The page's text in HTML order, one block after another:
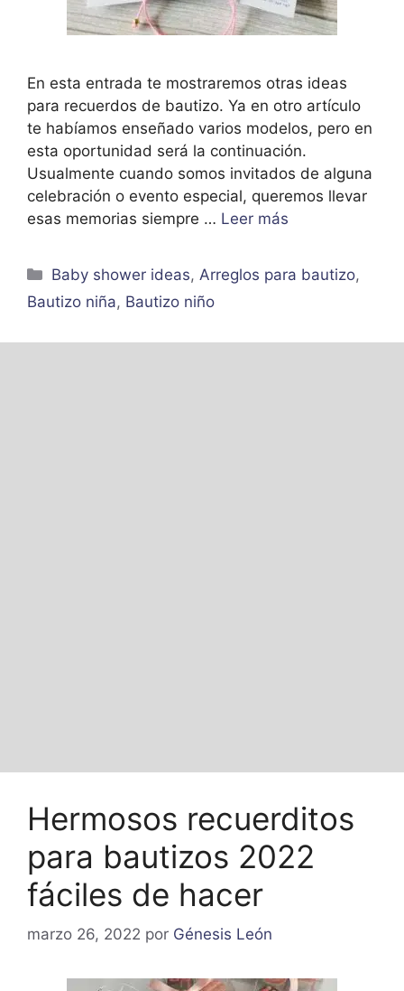
En esta entrada te mostraremos otras ideas
para recuerdos de bautizo. Ya en otro artículo
te habíamos enseñado varios modelos, pero en
esta oportunidad será la continuación.
Usualmente cuando somos invitados de alguna
celebración o evento especial, queremos llevar
esas memorias siempre … Leer más
Categorías
Baby shower ideas, Arreglos para bautizo,
Bautizo niña, Bautizo niño
Hermosos recuerditos
para bautizos 2022
fáciles de hacer
marzo 26, 2022 por Génesis León